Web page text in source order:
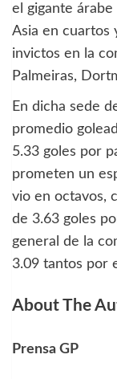
el gigante
Asia en cuartos
invictos en la
Palmeiras,
En dicha sede
promedio
5.33 goles por
prometen un
vio en octavos,
de 3.63 goles
general de la
3.09 tantos por
About The
Prensa GP